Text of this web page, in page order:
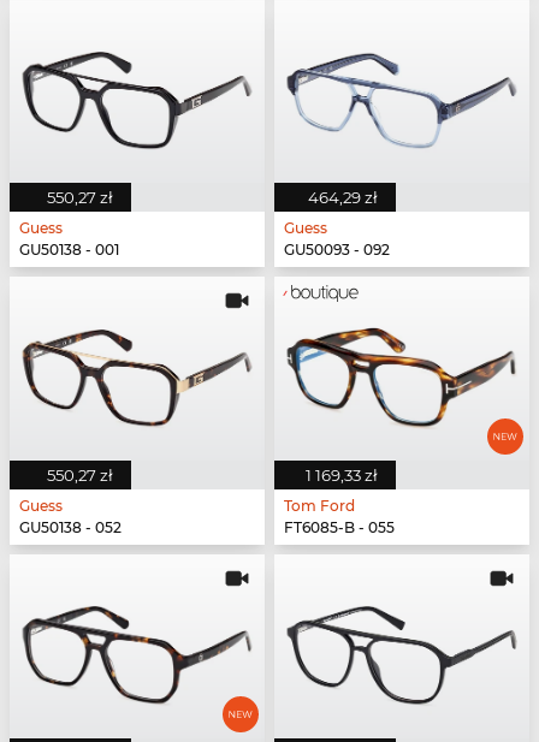
550,27 zł
Guess
GU50138 - 001
464,29 zł
Guess
GU50093 - 092
550,27 zł
Guess
GU50138 - 052
1 169,33 zł
Tom Ford
FT6085-B - 055